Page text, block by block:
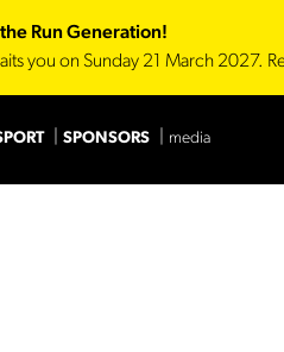
Run Generation!
you on Sunday 21 March 2027.
SPONSORS media